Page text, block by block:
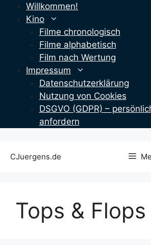
Zum
Inhalt
springen
Willkommen!
Kino
Filme chronologisch
Filme alphabetisch
Film nach Wertung
Impressum
Datenschutzerklärung
Nutzung von Cookies
DSGVO (GDPR) –
anfordern
CJuergens.de
Tops & Flops